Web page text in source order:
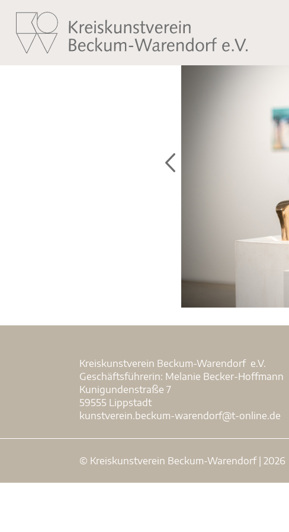
Kreiskunstverein Beckum-Warendorf e.V.
Geschäftsführerin: Melanie Becker-Hoffmann
Kunigundenstraße 7
59555 Lippstadt
kunstverein.beckum-warendorf@t-online.de
© Kreiskunstverein Beckum-Warendorf | 2026